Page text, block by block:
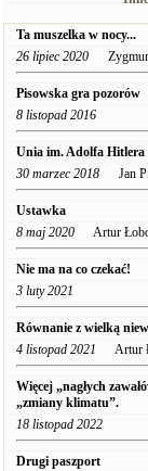
Ta muszelka w nocy...
26 lipiec 2020
Pisowska gra pozorów
8 listopad 2016
Unia im. Adolfa Hitlera
30 marzec 2018 Jan
Ustawka
8 maj 2020 Artur
Nie ma na co czekać!
3 luty 2021
Równanie z wielką
4 listopad 2021 Artur
Więcej „nagłych
„zmiany klimatu”.
18 listopad 2022
Drugi paszport